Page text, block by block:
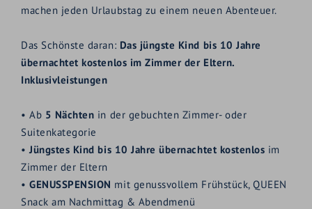
machen jeden Urlaubstag zu einem neuen Abenteuer.
Das Schönste daran: Das jüngste Kind bis 10 Jahre
übernachtet kostenlos im Zimmer der Eltern.
Inklusivleistungen
• Ab 5 Nächten in der gebuchten Zimmer- oder
Suitenkategorie
•Jüngstes Kind bis 10 Jahre übernachtet kostenlos im
Zimmer der Eltern
•GENUSSPENSION mit genussvollem Frühstück, QUEEN
Snack am Nachmittag & Abendmenü